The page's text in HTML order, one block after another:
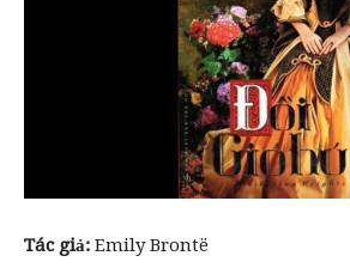
Tác giả: Emily Brontë